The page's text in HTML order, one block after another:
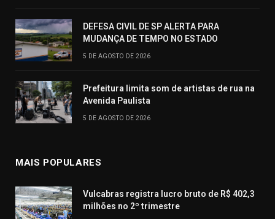
DEFESA CIVIL DE SP ALERTA PARA
MUDANÇA DE TEMPO NO ESTADO
5 DE AGOSTO DE 2026
Prefeitura limita som de artistas de rua na
Avenida Paulista
5 DE AGOSTO DE 2026
MAIS POPULARES
Vulcabras registra lucro bruto de R$ 402,3
milhões no 2º trimestre